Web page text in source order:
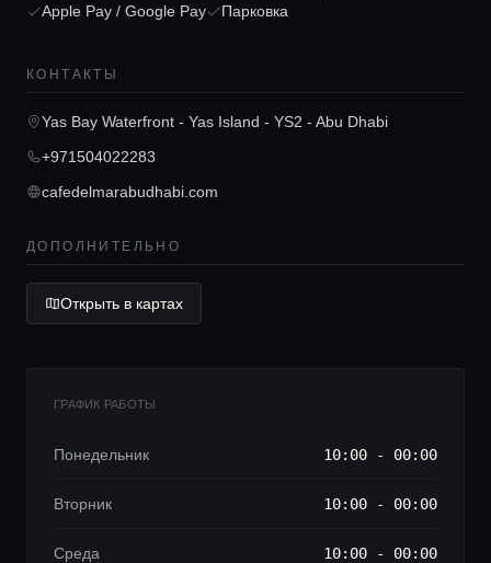
Главная
Локации
Гиды
Консьерж сервис
Lifestyle журнал
Apple Pay / Google Pay
Парковка
КОНТАКТЫ
Yas Bay Waterfront - Yas Island - YS2 - Abu Dhabi
+971504022283
cafedelmarabudhabi.com
ДОПОЛНИТЕЛЬНО
Открыть в картах
ГРАФИК РАБОТЫ
Понедельник 10:00 - 00:00
Вторник 10:00 - 00:00
Среда 10:00 - 00:00